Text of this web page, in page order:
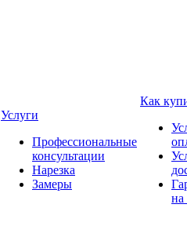
Услуги
Профессиональные
консультации
Нарезка
Замеры
Как
на